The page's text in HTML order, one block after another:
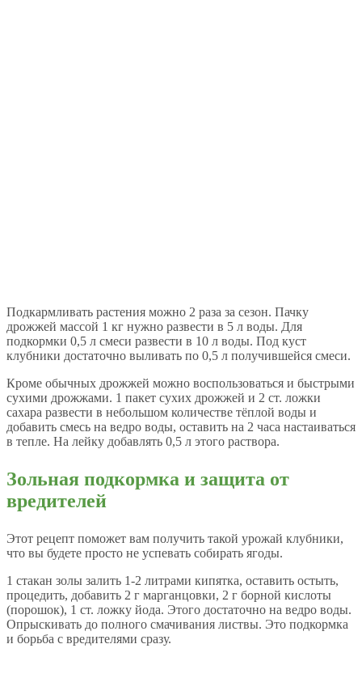
Подкармливать растения можно 2 раза за сезон. Пачку
дрожжей массой 1 кг нужно развести в 5 л воды. Для
подкормки 0,5 л смеси развести в 10 л воды. Под куст
клубники достаточно выливать по 0,5 л получившейся смеси.
Кроме обычных дрожжей можно воспользоваться и быстрыми
сухими дрожжами. 1 пакет сухих дрожжей и 2 ст. ложки
сахара развести в небольшом количестве тёплой воды и
добавить смесь на ведро воды, оставить на 2 часа настаиваться
в тепле. На лейку добавлять 0,5 л этого раствора.
Зольная подкормка и защита от
вредителей
Этот рецепт поможет вам получить такой урожай клубники,
что вы будете просто не успевать собирать ягоды.
1 стакан золы залить 1-2 литрами кипятка, оставить остыть,
процедить, добавить 2 г марганцовки, 2 г борной кислоты
(порошок), 1 ст. ложку йода. Этого достаточно на ведро воды.
Опрыскивать до полного смачивания листвы. Это подкормка
и борьба с вредителями сразу.